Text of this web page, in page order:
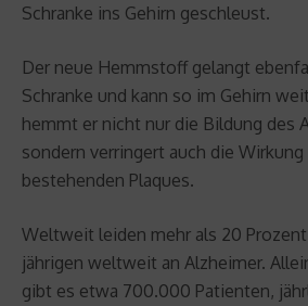
Schranke ins Gehirn geschleust.
Der neue Hemmstoff gelangt
Schranke und kann so im Gehirn
hemmt er nicht nur die Bildung des
sondern verringert auch die
bestehenden Plaques.
Weltweit leiden mehr als 20
jährigen weltweit an Alzheimer.
gibt es etwa 700.000 Patienten,